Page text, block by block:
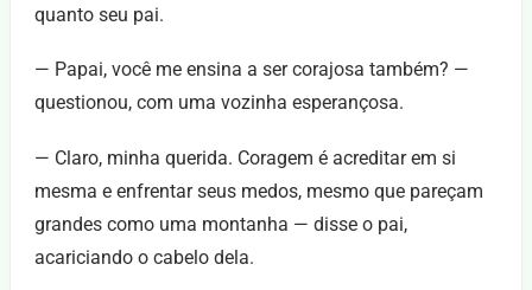
quanto seu pai.
— Papai, você me ensina a ser corajosa também? —
questionou, com uma vozinha esperançosa.
— Claro, minha querida. Coragem é acreditar em si
mesma e enfrentar seus medos, mesmo que pareçam
grandes como uma montanha — disse o pai,
acariciando o cabelo dela.